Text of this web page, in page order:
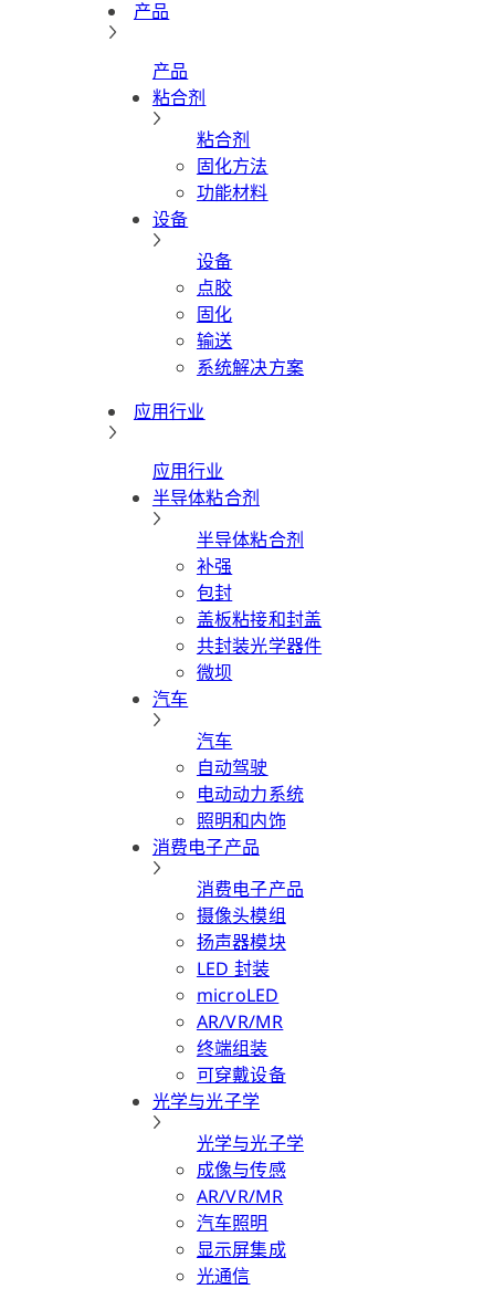
产品
产品
粘合剂
粘合剂
固化方法
功能材料
设备
设备
点胶
固化
输送
系统解决方案
应用行业
应用行业
半导体粘合剂
半导体粘合剂
补强
包封
盖板粘接和封盖
共封装光学器件
微坝
汽车
汽车
自动驾驶
电动动力系统
照明和内饰
消费电子产品
消费电子产品
摄像头模组
扬声器模块
LED 封装
microLED
AR/VR/MR
终端组装
可穿戴设备
光学与光子学
光学与光子学
成像与传感
AR/VR/MR
汽车照明
显示屏集成
光通信